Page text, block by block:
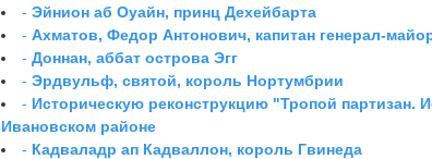
-Эйнион аб Оуайн, принц Дехейбарта
-Ахматов, Федор Антонович, капитан генерал-
-Доннан, аббат острова Эгг
-Эрдвульф, святой, король Нортумбрии
- Историческую реконструкцию "Тропой партизан.
Ивановском районе
- Кадваладр ап Кадваллон, король Гвинеда